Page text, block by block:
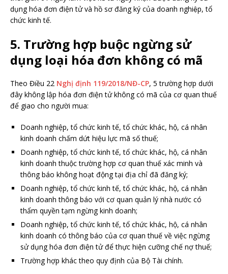
dụng hóa đơn điện tử và hồ sơ đăng ký của doanh nghiệp, tổ
chức kinh tế.
5. Trường hợp buộc ngừng sử
dụng loại hóa đơn không có mã
Theo Điều 22 Nghị định 119/2018/NĐ-CP, 5 trường hợp dưới
đây không lập hóa đơn điện tử không có mã của cơ quan thuế
để giao cho người mua:
Doanh nghiệp, tổ chức kinh tế, tổ chức khác, hộ, cá nhân
kinh doanh chấm dứt hiệu lực mã số thuế;
Doanh nghiệp, tổ chức kinh tế, tổ chức khác, hộ, cá nhân
kinh doanh thuộc trường hợp cơ quan thuế xác minh và
thông báo không hoạt động tại địa chỉ đã đăng ký;
Doanh nghiệp, tổ chức kinh tế, tổ chức khác, hộ, cá nhân
kinh doanh thông báo với cơ quan quản lý nhà nước có
thẩm quyền tạm ngừng kinh doanh;
Doanh nghiệp, tổ chức kinh tế, tổ chức khác, hộ, cá nhân
kinh doanh có thông báo của cơ quan thuế về việc ngừng
sử dụng hóa đơn điện tử để thực hiện cưỡng chế nợ thuế;
Trường hợp khác theo quy định của Bộ Tài chính.